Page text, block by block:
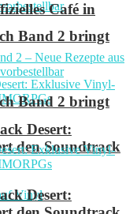
Band 2 bringt
Desert:
den Soundtrack
Café in
Band 2 bringt
Desert: